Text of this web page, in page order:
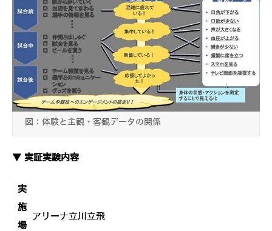
図：体験と主観・客観データの関係
▼ 実証実験内容
実
施
場
アリーナ立川立飛